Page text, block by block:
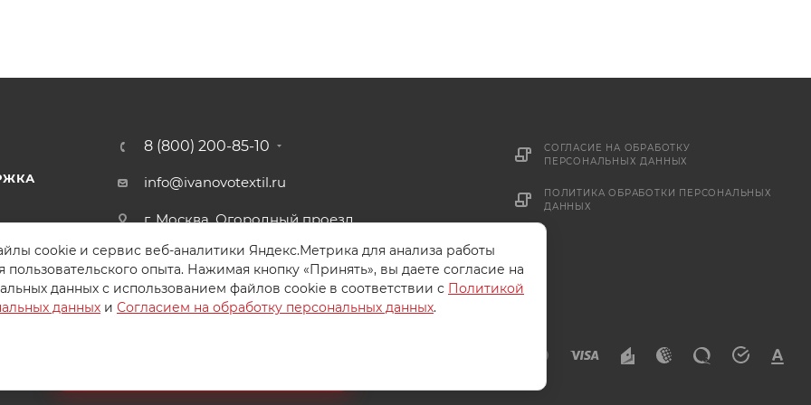
8 (800) 200-85-10
info@ivanovotextil.ru
г. Москва, Огородный проезд,
СОГЛАСИЕ НА ОБРАБОТКУ
ПЕРСОНАЛЬНЫХ ДАННЫХ
ПОЛИТИКА ОБРАБОТКИ ПЕРСОНАЛЬНЫХ
ДАННЫХ
cookie и сервис веб-аналитики Яндекс.Метрика для анализа работы
пользовательского опыта. Нажимая кнопку «Принять», вы даете согласие на
данных с использованием файлов cookie в соответствии с Политикой
данных и Согласием на обработку персональных данных.